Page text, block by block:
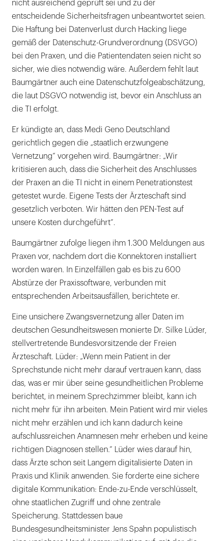
nicht ausreichend geprüft sei und zu der
entscheidende Sicherheitsfragen unbeantwortet seien.
Die Haftung bei Datenverlust durch Hacking liege
gemäß der Datenschutz-Grundverordnung (DSVGO)
bei den Praxen, und die Patientendaten seien nicht so
sicher, wie dies notwendig wäre. Außerdem fehlt laut
Baumgärtner auch eine Datenschutzfolgeabschätzung,
die laut DSGVO notwendig ist, bevor ein Anschluss an
die TI erfolgt.
Er kündigte an, dass Medi Geno Deutschland
gerichtlich gegen die „staatlich erzwungene
Vernetzung“ vorgehen wird. Baumgärtner: „Wir
kritisieren auch, dass die Sicherheit des Anschlusses
der Praxen an die TI nicht in einem Penetrationstest
getestet wurde. Eigene Tests der Ärzteschaft sind
gesetzlich verboten. Wir hätten den PEN-Test auf
unsere Kosten durchgeführt“.
Baumgärtner zufolge liegen ihm 1.300 Meldungen aus
Praxen vor, nachdem dort die Konnektoren installiert
worden waren. In Einzelfällen gab es bis zu 600
Abstürze der Praxissoftware, verbunden mit
entsprechenden Arbeitsausfällen, berichtete er.
Eine unsichere Zwangsvernetzung aller Daten im
deutschen Gesundheitswesen monierte Dr. Silke Lüder,
stellvertretende Bundesvorsitzende der Freien
Ärzteschaft. Lüder: „Wenn mein Patient in der
Sprechstunde nicht mehr darauf vertrauen kann, dass
das, was er mir über seine gesundheitlichen Probleme
berichtet, in meinem Sprechzimmer bleibt, kann ich
nicht mehr für ihn arbeiten. Mein Patient wird mir vieles
nicht mehr erzählen und ich kann dadurch keine
aufschlussreichen Anamnesen mehr erheben und keine
richtigen Diagnosen stellen.“ Lüder wies darauf hin,
dass Ärzte schon seit Langem digitalisierte Daten in
Praxis und Klinik anwenden. Sie forderte eine sichere
digitale Kommunikation: Ende-zu-Ende verschlüsselt,
ohne staatlichen Zugriff und ohne zentrale
Speicherung. Stattdessen baue
Bundesgesundheitsminister Jens Spahn populistisch